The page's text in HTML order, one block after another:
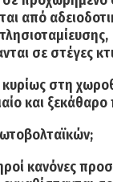
από
σε στέγες
στη
και ξεκάθαρο
κανόνες